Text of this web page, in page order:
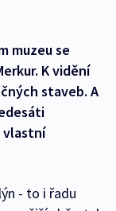
muzeu se
K vidění
staveb. A
vlastní
- to i řadu